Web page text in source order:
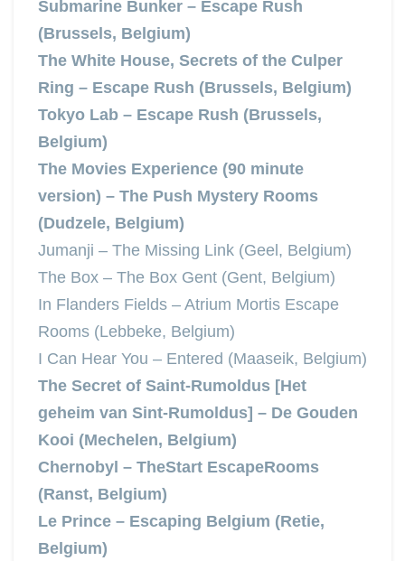
Submarine Bunker – Escape Rush
(Brussels, Belgium)
The White House, Secrets of the Culper
Ring – Escape Rush (Brussels, Belgium)
Tokyo Lab – Escape Rush (Brussels,
Belgium)
The Movies Experience (90 minute
version) – The Push Mystery Rooms
(Dudzele, Belgium)
Jumanji – The Missing Link (Geel, Belgium)
The Box – The Box Gent (Gent, Belgium)
In Flanders Fields – Atrium Mortis Escape
Rooms (Lebbeke, Belgium)
I Can Hear You – Entered (Maaseik, Belgium)
The Secret of Saint-Rumoldus [Het
geheim van Sint-Rumoldus] – De Gouden
Kooi (Mechelen, Belgium)
Chernobyl – TheStart EscapeRooms
(Ranst, Belgium)
Le Prince – Escaping Belgium (Retie,
Belgium)